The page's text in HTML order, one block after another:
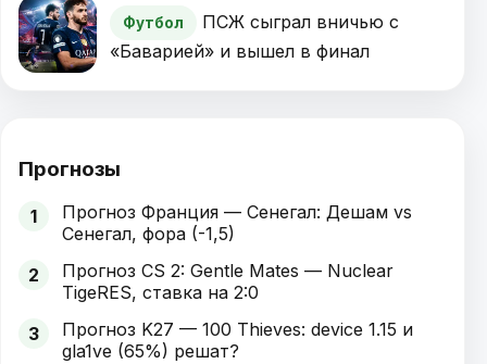
Футбол
ПСЖ сыграл вничью с
«Баварией» и вышел в финал
Прогнозы
1
Прогноз Франция — Сенегал: Дешам vs
Сенегал, фора (-1,5)
2
Прогноз CS 2: Gentle Mates — Nuclear
TigeRES, ставка на 2:0
3
Прогноз K27 — 100 Thieves: device 1.15 и
gla1ve (65%) решат?